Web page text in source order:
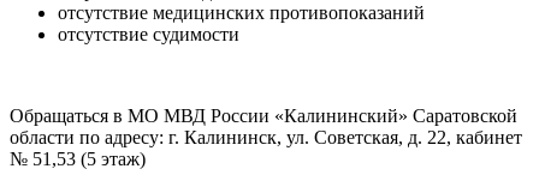
отсутствие медицинских противопоказаний
отсутствие судимости
Обращаться в МО МВД России «Калининский» Саратовской
области по адресу: г. Калининск, ул. Советская, д. 22, кабинет
№ 51,53 (5 этаж)